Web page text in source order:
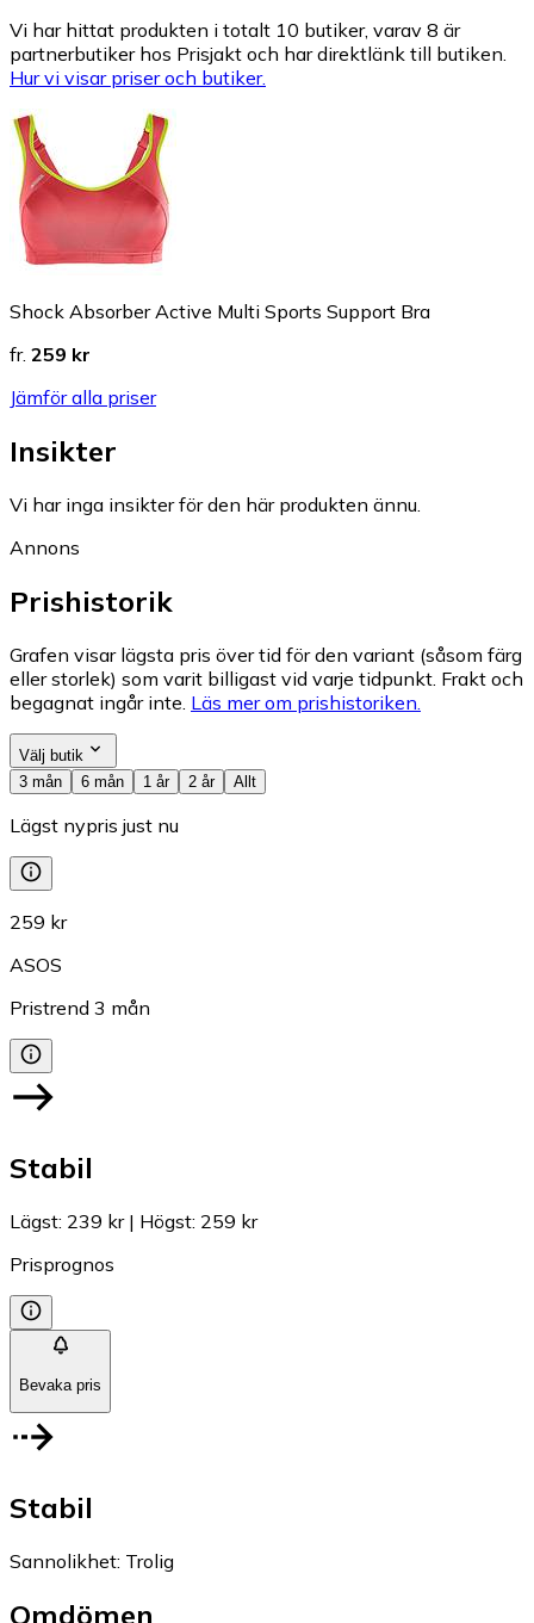
Vi har hittat produkten i totalt 10 butiker, varav 8 är
partnerbutiker hos Prisjakt och har direktlänk till butiken.
Hur vi visar priser och butiker.
Shock Absorber Active Multi Sports Support Bra
fr. 259 kr
Jämför alla priser
Insikter
Vi har inga insikter för den här produkten ännu.
Annons
Prishistorik
Grafen visar lägsta pris över tid för den variant (såsom färg
eller storlek) som varit billigast vid varje tidpunkt. Frakt och
begagnat ingår inte. Läs mer om prishistoriken.
Välj butik
3 mån
6 mån 1 år 2 år Allt
Lägst nypris just nu
259 kr
ASOS
Pristrend 3 mån
Stabil
Lägst: 239 kr| Högst: 259 kr
Prisprognos
Bevaka pris
Stabil
Sannolikhet: Trolig
Omdömen